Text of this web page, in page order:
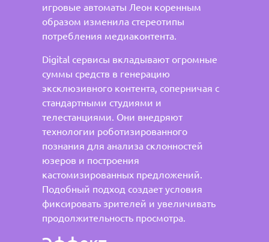
игровые автоматы Леон коренным
образом изменила стереотипы
потребления медиаконтента.
Digital сервисы вкладывают огромные
суммы средств в генерацию
эксклюзивного контента, соперничая с
стандартными студиями и
телестанциями. Они внедряют
технологии роботизированного
познания для анализа склонностей
юзеров и построения
кастомизированных предложений.
Подобный подход создает условия
фиксировать зрителей и увеличивать
продолжительность просмотра.